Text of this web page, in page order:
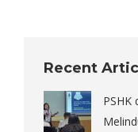
Recent
PSHK